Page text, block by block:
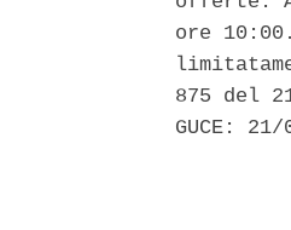
ore
875 del
GUCE: